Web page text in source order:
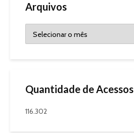
Arquivos
Quantidade de Acessos
116.302